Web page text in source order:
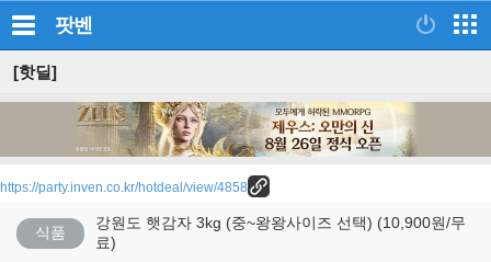
팟벤
[핫딜]
https://party.inven.co.kr/hotdeal/view/4858
식품
강원도 햇감자 3kg (중~왕왕사이즈 선택) (10,900원/무
료)